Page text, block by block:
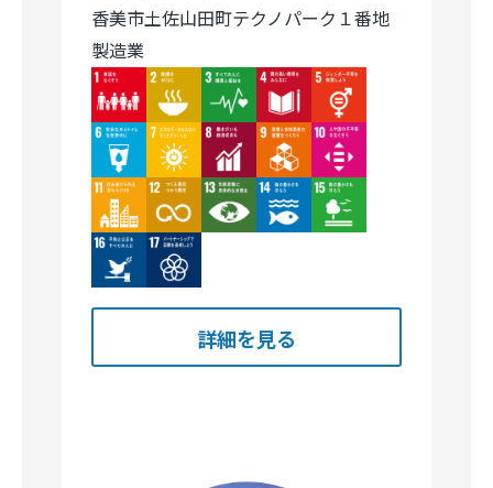
香美市土佐山田町テクノパーク１番地
製造業
Image
Image Image Image Image
Image Image Image Image Image
Image Image Image Image Image
Image Image
詳細を見る